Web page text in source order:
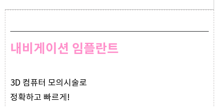
내비게이션 임플란트
3D 컴퓨터 모의시술로
정확하고 빠르게!